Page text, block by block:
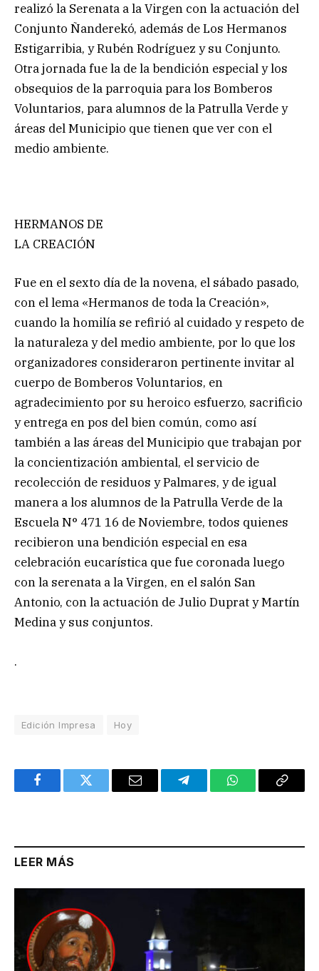
realizó la Serenata a la Virgen con la actuación del
Conjunto Ñanderekó, además de Los Hermanos
Estigarribia, y Rubén Rodríguez y su Conjunto.
Otra jornada fue la de la bendición especial y los
obsequios de la parroquia para los Bomberos
Voluntarios, para alumnos de la Patrulla Verde y
áreas del Municipio que tienen que ver con el
medio ambiente.
HERMANOS DE
LA CREACIÓN
Fue en el sexto día de la novena, el sábado pasado,
con el lema «Hermanos de toda la Creación»,
cuando la homilía se refirió al cuidado y respeto de
la naturaleza y del medio ambiente, por lo que los
organizadores consideraron pertinente invitar al
cuerpo de Bomberos Voluntarios, en
agradecimiento por su heroico esfuerzo, sacrificio
y entrega en pos del bien común, como así
también a las áreas del Municipio que trabajan por
la concientización ambiental, el servicio de
recolección de residuos y Palmares, y de igual
manera a los alumnos de la Patrulla Verde de la
Escuela N° 471 16 de Noviembre, todos quienes
recibieron una bendición especial en esa
celebración eucarística que fue coronada luego
con la serenata a la Virgen, en el salón San
Antonio, con la actuación de Julio Duprat y Martín
Medina y sus conjuntos.
.
Edición Impresa Hoy
FacebookTwitter Email TelegramWhatsAppCopy
LEER MÁS